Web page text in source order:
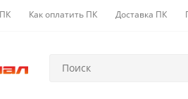
Как оплатить ПК Доставка ПК